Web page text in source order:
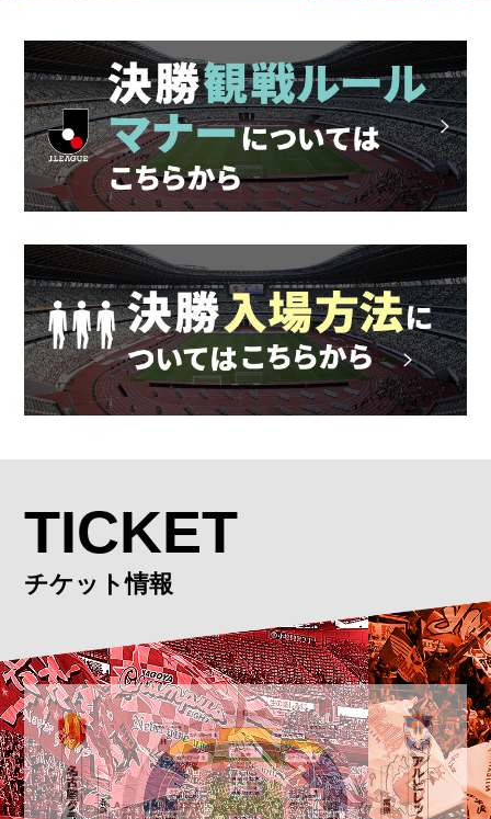
TICKET
チケット情報